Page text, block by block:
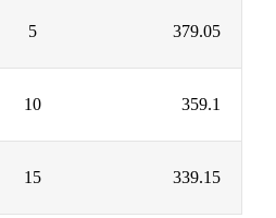
5 379.05
10 359.1
15 339.15